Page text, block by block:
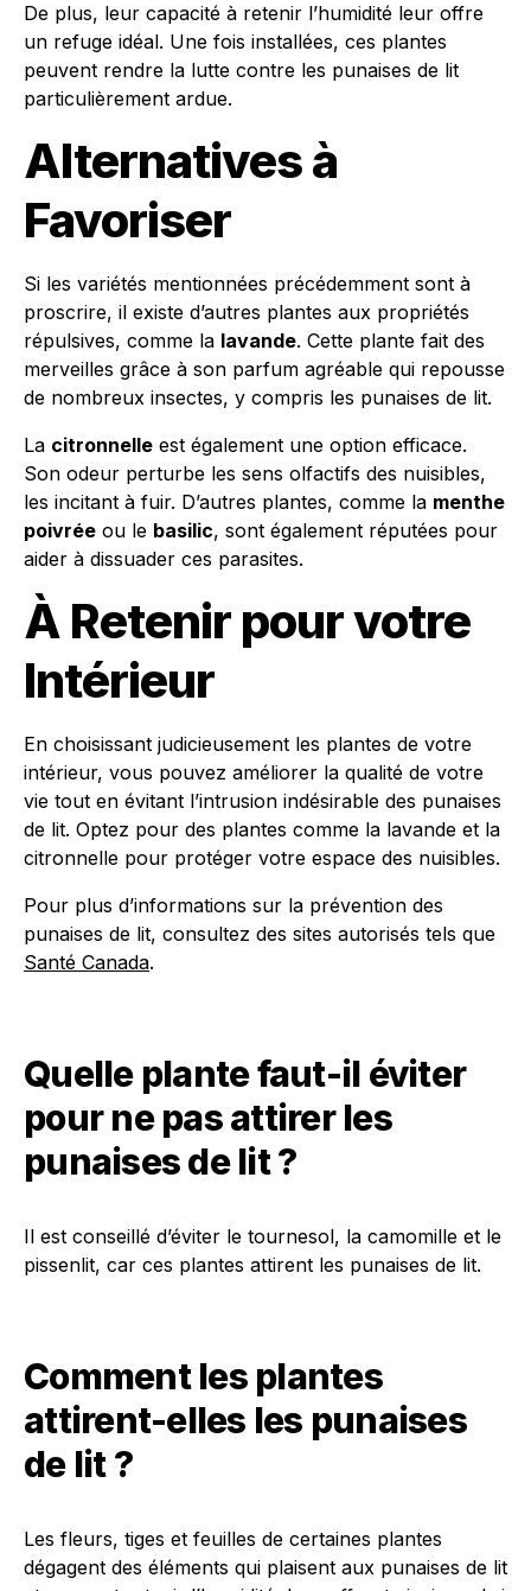
De plus, leur capacité à retenir l’humidité leur offre
un refuge idéal. Une fois installées, ces plantes
peuvent rendre la lutte contre les punaises de lit
particulièrement ardue.
Alternatives à
Favoriser
Si les variétés mentionnées précédemment sont à
proscrire, il existe d’autres plantes aux propriétés
répulsives, comme la lavande. Cette plante fait des
merveilles grâce à son parfum agréable qui repousse
de nombreux insectes, y compris les punaises de lit.
La citronnelle est également une option efficace.
Son odeur perturbe les sens olfactifs des nuisibles,
les incitant à fuir. D’autres plantes, comme la menthe
poivrée ou le basilic, sont également réputées pour
aider à dissuader ces parasites.
À Retenir pour votre
Intérieur
En choisissant judicieusement les plantes de votre
intérieur, vous pouvez améliorer la qualité de votre
vie tout en évitant l’intrusion indésirable des punaises
de lit. Optez pour des plantes comme la lavande et la
citronnelle pour protéger votre espace des nuisibles.
Pour plus d’informations sur la prévention des
punaises de lit, consultez des sites autorisés tels que
Santé Canada.
Quelle plante faut-il éviter
pour ne pas attirer les
punaises de lit ?
Il est conseillé d’éviter le tournesol, la camomille et le
pissenlit, car ces plantes attirent les punaises de lit.
Comment les plantes
attirent-elles les punaises
de lit ?
Les fleurs, tiges et feuilles de certaines plantes
dégagent des éléments qui plaisent aux punaises de lit